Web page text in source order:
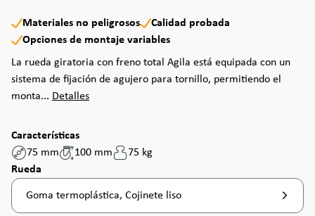
Materiales no peligrosos
Calidad probada
Opciones de montaje variables
La rueda giratoria con freno total Agila está equipada con un
sistema de fijación de agujero para tornillo, permitiendo el
monta... Detalles
Características
75 mm
100 mm
75 kg
Seleccione
Rueda
Goma termoplástica, Cojinete liso